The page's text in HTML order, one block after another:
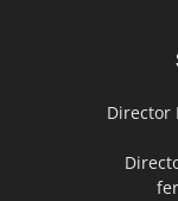
Director